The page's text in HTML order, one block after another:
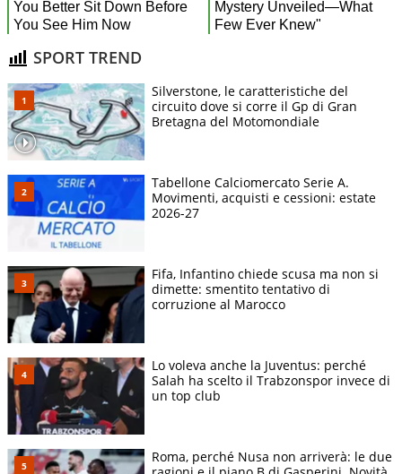
SPORT TREND
Silverstone, le caratteristiche del
circuito dove si corre il Gp di Gran
Bretagna del Motomondiale
Tabellone Calciomercato Serie A.
Movimenti, acquisti e cessioni: estate
2026-27
Fifa, Infantino chiede scusa ma non si
dimette: smentito tentativo di
corruzione al Marocco
Lo voleva anche la Juventus: perché
Salah ha scelto il Trabzonspor invece di
un top club
Roma, perché Nusa non arriverà: le due